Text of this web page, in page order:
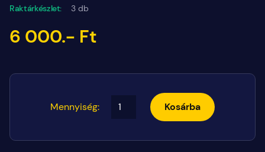
Raktárkészlet: 3 db
6 000.- Ft
Mennyiség: Kosárba